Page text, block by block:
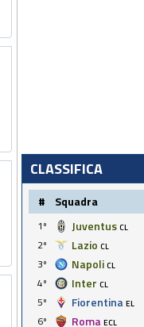
CLASSIFICA
# Squadra
1º Juventus CL
2º
Lazio CL
3º
Napoli CL
4º
Inter CL
5º
Fiorentina EL
6º
Roma ECL